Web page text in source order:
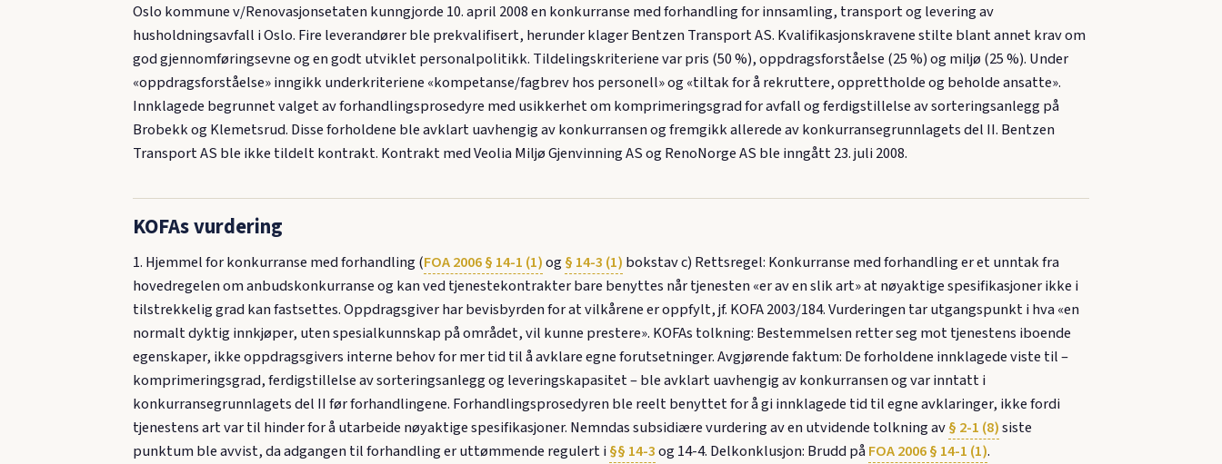
Oslo kommune v/Renovasjonsetaten kunngjorde 10. april 2008 en konkurranse med forhandling for innsamling, transport og levering av
husholdningsavfall i Oslo. Fire leverandører ble prekvalifisert, herunder klager Bentzen Transport AS. Kvalifikasjonskravene stilte blant annet krav om
god gjennomføringsevne og en godt utviklet personalpolitikk. Tildelingskriteriene var pris (50 %), oppdragsforståelse (25 %) og miljø (25 %). Under
«oppdragsforståelse» inngikk underkriteriene «kompetanse/fagbrev hos personell» og «tiltak for å rekruttere, opprettholde og beholde ansatte».
Innklagede begrunnet valget av forhandlingsprosedyre med usikkerhet om komprimeringsgrad for avfall og ferdigstillelse av sorteringsanlegg på
Brobekk og Klemetsrud. Disse forholdene ble avklart uavhengig av konkurransen og fremgikk allerede av konkurransegrunnlagets del II. Bentzen
Transport AS ble ikke tildelt kontrakt. Kontrakt med Veolia Miljø Gjenvinning AS og RenoNorge AS ble inngått 23. juli 2008.
KOFAs vurdering
1. Hjemmel for konkurranse med forhandling (FOA 2006 § 14-1 (1)og§ 14-3 (1) bokstav c) Rettsregel: Konkurranse med forhandling er et unntak fra
hovedregelen om anbudskonkurranse og kan ved tjenestekontrakter bare benyttes når tjenesten «er av en slik art» at nøyaktige spesifikasjoner ikke i
tilstrekkelig grad kan fastsettes. Oppdragsgiver har bevisbyrden for at vilkårene er oppfylt, jf. KOFA 2003/184. Vurderingen tar utgangspunkt i hva «en
normalt dyktig innkjøper, uten spesialkunnskap på området, vil kunne prestere». KOFAs tolkning: Bestemmelsen retter seg mot tjenestens iboende
egenskaper, ikke oppdragsgivers interne behov for mer tid til å avklare egne forutsetninger. Avgjørende faktum: De forholdene innklagede viste til –
komprimeringsgrad, ferdigstillelse av sorteringsanlegg og leveringskapasitet – ble avklart uavhengig av konkurransen og var inntatt i
konkurransegrunnlagets del II før forhandlingene. Forhandlingsprosedyren ble reelt benyttet for å gi innklagede tid til egne avklaringer, ikke fordi
tjenestens art var til hinder for å utarbeide nøyaktige spesifikasjoner. Nemndas subsidiære vurdering av en utvidende tolkning av§ 2-1 (8)siste
punktum ble avvist, da adgangen til forhandling er uttømmende regulert i§§ 14-3og 14-4. Delkonklusjon: Brudd påFOA 2006 § 14-1 (1).